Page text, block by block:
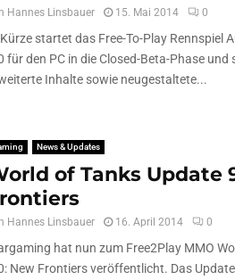
Hannes Linsbauer 15. Mai 2014 0
startet das Free-To-Play Rennspiel
für den PC in die Closed-Beta-Phase
Inhalte sowie neugestaltete...
News & Updates
of Tanks Update
Hannes Linsbauer 16. April 2014 0
hat nun zum Free2Play MMO
New Frontiers veröffentlicht. Das